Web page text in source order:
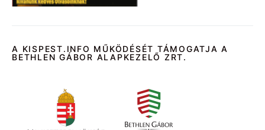
A KISPEST.INFO MŰKÖDÉSÉT TÁMOGATJA A
BETHLEN GÁBOR ALAPKEZELŐ ZRT.